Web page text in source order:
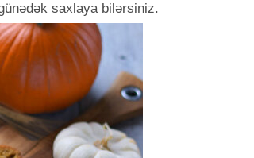
saxlaya bilərsiniz.